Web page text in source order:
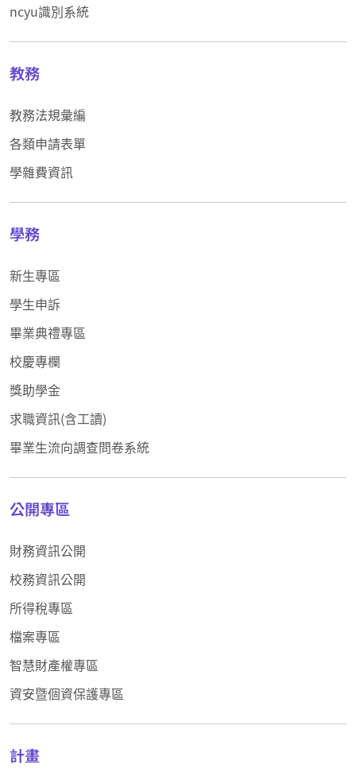
ncyu識別系統
教務
教務法規彙編
各類申請表單
學雜費資訊
學務
新生專區
學生申訴
畢業典禮專區
校慶專欄
獎助學金
求職資訊(含工讀)
畢業生流向調查問卷系統
公開專區
財務資訊公開
校務資訊公開
所得稅專區
檔案專區
智慧財產權專區
資安暨個資保護專區
計畫